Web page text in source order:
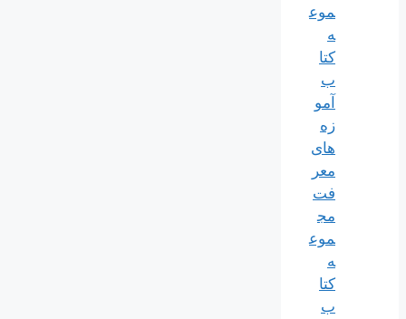
موع
ه
کتا
ب
آمو
زه
های
معر
فت
مج
موع
ه
کتا
ب